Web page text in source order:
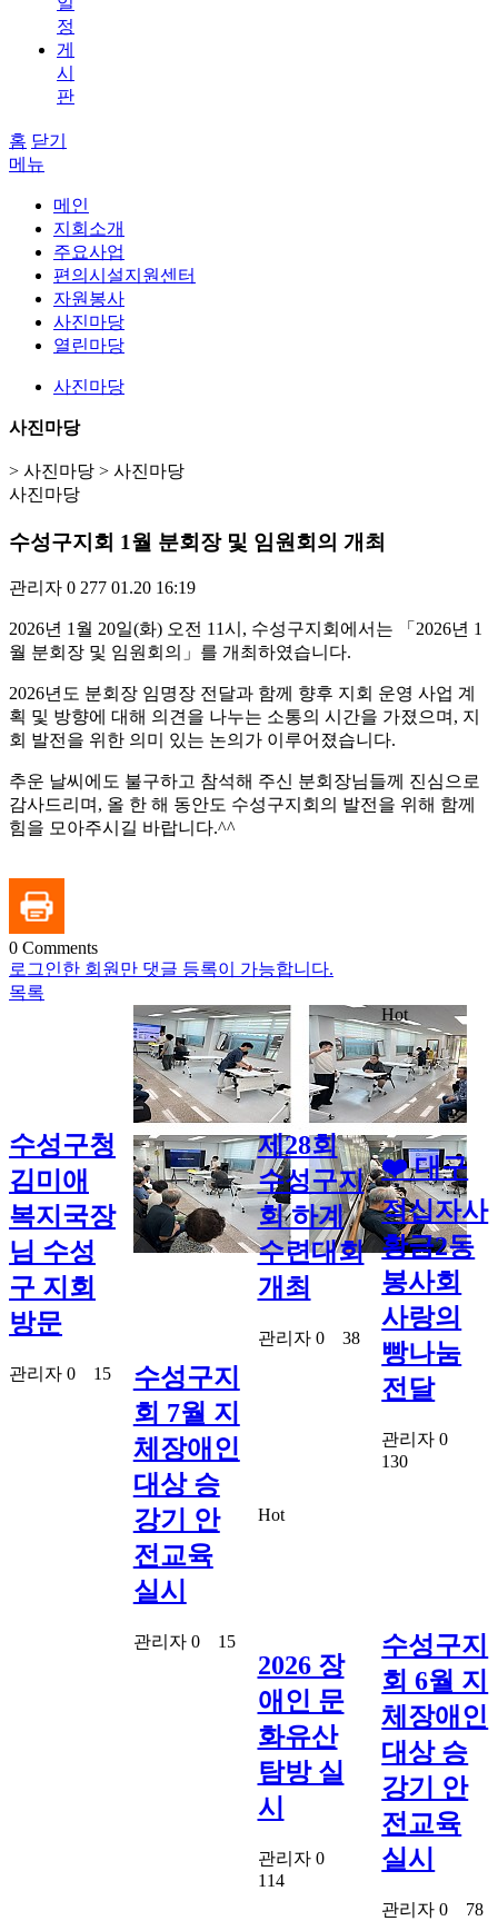
정
게
시
판
홈 닫기
메뉴
메인
지회소개
주요사업
편의시설지원센터
자원봉사
사진마당
열린마당
사진마당
사진마당
> 사진마당 > 사진마당
사진마당
수성구지회 1월 분회장 및 임원회의 개최
관리자 0 277 01.20 16:19
2026년 1월 20일(화) 오전 11시, 수성구지회에서는 「2026년 1
월 분회장 및 임원회의」를 개최하였습니다.
2026년도 분회장 임명장 전달과 함께 향후 지회 운영 사업 계
획 및 방향에 대해 의견을 나누는 소통의 시간을 가졌으며, 지
회 발전을 위한 의미 있는 논의가 이루어졌습니다.
추운 날씨에도 불구하고 참석해 주신 분회장님들께 진심으로
감사드리며, 올 한 해 동안도 수성구지회의 발전을 위해 함께
힘을 모아주시길 바랍니다.^^
0 Comments
로그인한 회원만 댓글 등록이 가능합니다.
목록
수성구청
김미애
복지국장
님 수성
구 지회
방문
관리자 0 15
수성구지
회 7월 지
체장애인
대상 승
강기 안
전교육
실시
관리자 0 15
제28회
수성구지
회 하계
수련대회
개최
관리자 0 38
Hot
❤️ 대구
적십자사
황금2동
봉사회
사랑의
빵나눔
전달
관리자 0
130
Hot
2026 장
애인 문
화유산
탐방 실
시
관리자 0
114
수성구지
회 6월 지
체장애인
대상 승
강기 안
전교육
실시
관리자 0 78